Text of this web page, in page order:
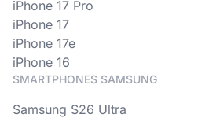
iPhone 17 Pro
iPhone 17
iPhone 17e
iPhone 16
SMARTPHONES SAMSUNG
Samsung S26 Ultra